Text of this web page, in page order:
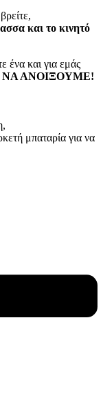
και το κινητό
ένα και για εμάς
ΑΝΟΙΞΟΥΜΕ!
μπαταρία για να